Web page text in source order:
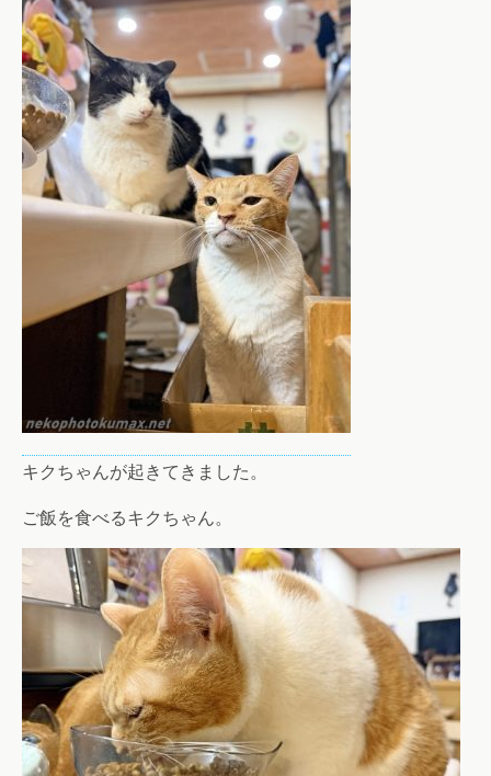
キクちゃんが起きてきました。
ご飯を食べるキクちゃん。